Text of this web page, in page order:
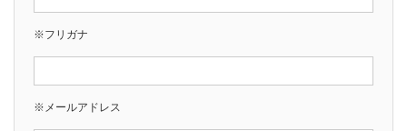
※フリガナ
※メールアドレス